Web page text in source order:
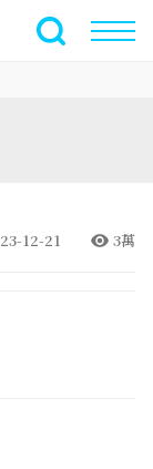
全文檢索
12-21 3萬